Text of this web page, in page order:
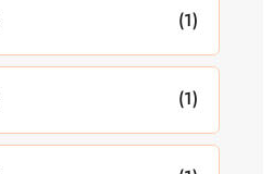
(1)
(1)